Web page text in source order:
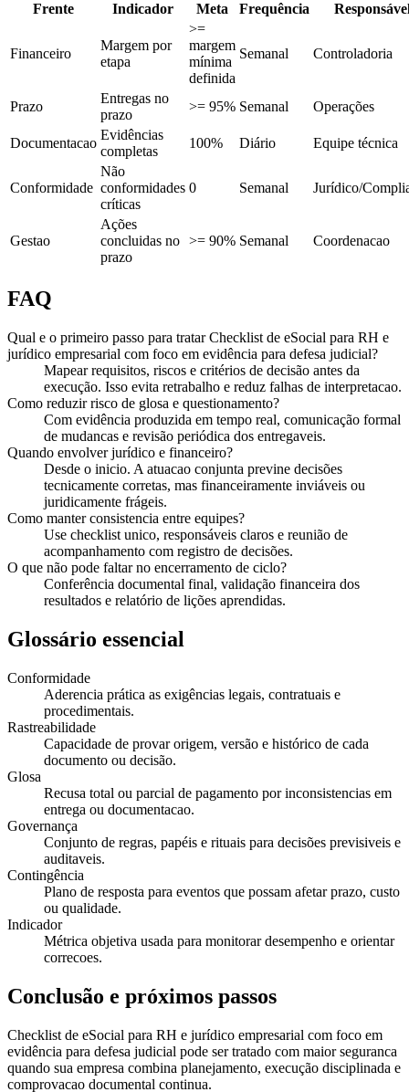
Frente Indicador Meta Frequência
Financeiro
Margem por
etapa
>=
margem
mínima
definida
Semanal Controladoria
Prazo
Entregas no
prazo
>= 95% Semanal Operações
Documentacao
Evidências
completas
100% Diário Equipe técnica
Conformidade
Não
conformidades
críticas
0 Semanal Jurídico/
Gestao
Ações
concluidas no
prazo
>= 90% Semanal Coordenacao
FAQ
Qual e o primeiro passo para tratar Checklist de eSocial para RH e
jurídico empresarial com foco em evidência para defesa judicial?
Mapear requisitos, riscos e critérios de decisão antes da
execução. Isso evita retrabalho e reduz falhas de interpretacao.
Como reduzir risco de glosa e questionamento?
Com evidência produzida em tempo real, comunicação formal
de mudancas e revisão periódica dos entregaveis.
Quando envolver jurídico e financeiro?
Desde o inicio. A atuacao conjunta previne decisões
tecnicamente corretas, mas financeiramente inviáveis ou
juridicamente frágeis.
Como manter consistencia entre equipes?
Use checklist unico, responsáveis claros e reunião de
acompanhamento com registro de decisões.
O que não pode faltar no encerramento de ciclo?
Conferência documental final, validação financeira dos
resultados e relatório de lições aprendidas.
Glossário essencial
Conformidade
Aderencia prática as exigências legais, contratuais e
procedimentais.
Rastreabilidade
Capacidade de provar origem, versão e histórico de cada
documento ou decisão.
Glosa
Recusa total ou parcial de pagamento por inconsistencias em
entrega ou documentacao.
Governança
Conjunto de regras, papéis e rituais para decisões previsiveis e
auditaveis.
Contingência
Plano de resposta para eventos que possam afetar prazo, custo
ou qualidade.
Indicador
Métrica objetiva usada para monitorar desempenho e orientar
correcoes.
Conclusão e próximos passos
Checklist de eSocial para RH e jurídico empresarial com foco em
evidência para defesa judicial pode ser tratado com maior seguranca
quando sua empresa combina planejamento, execução disciplinada e
comprovacao documental continua.